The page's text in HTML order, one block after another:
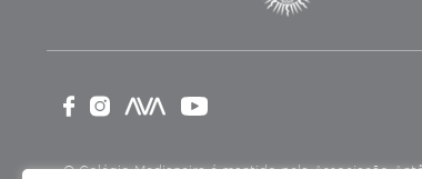
O Colégio Medianeira é mantido pela Associação